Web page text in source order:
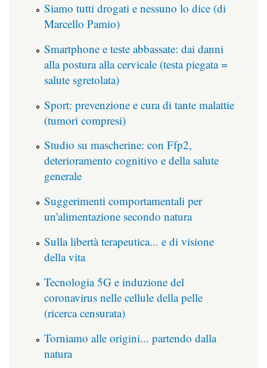
Siamo tutti drogati e nessuno lo dice (di
Marcello Pamio)
Smartphone e teste abbassate: dai danni
alla postura alla cervicale (testa piegata =
salute sgretolata)
Sport: prevenzione e cura di tante malattie
(tumori compresi)
Studio su mascherine: con Ffp2,
deterioramento cognitivo e della salute
generale
Suggerimenti comportamentali per
un'alimentazione secondo natura
Sulla libertà terapeutica... e di visione
della vita
Tecnologia 5G e induzione del
coronavirus nelle cellule della pelle
(ricerca censurata)
Torniamo alle origini... partendo dalla
natura